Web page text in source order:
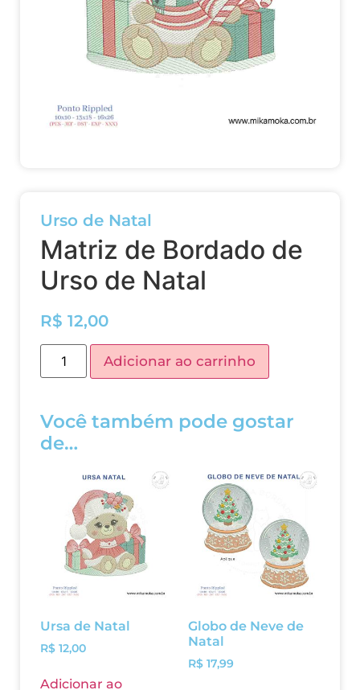
Urso de Natal
Matriz de Bordado de
Urso de Natal
R$ 12,00
Adicionar ao carrinho
Você também pode gostar
de…
Ursa de Natal
R$ 12,00
Adicionar ao
Globo de Neve de
Natal
R$ 17,99